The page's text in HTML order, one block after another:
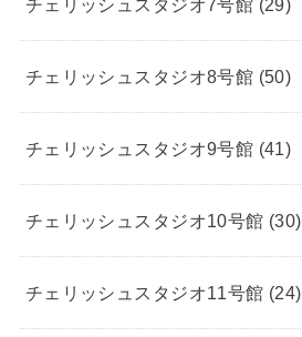
チェリッシュスタジオ8号館 (50)
チェリッシュスタジオ9号館 (41)
チェリッシュスタジオ10号館 (30)
チェリッシュスタジオ11号館 (24)